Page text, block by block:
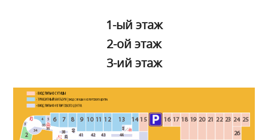
1-ый этаж
2-ой этаж
3-ий этаж